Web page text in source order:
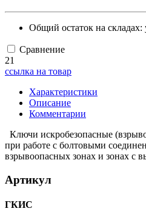
Общий остаток на складах:
Сравнение
21
ссылка на товар
Характеристики
Описание
Комментарии
Ключи искробезопасные
при работе с болтовыми
взрывоопасных зонах и зонах с
Артикул
ГКИС